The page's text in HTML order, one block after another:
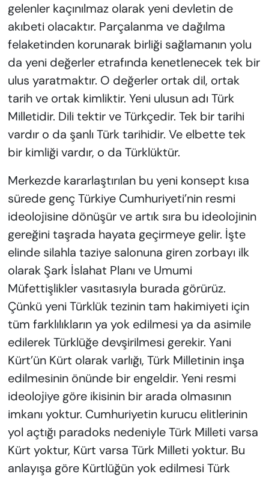
gelenler kaçınılmaz olarak yeni devletin de
akıbeti olacaktır. Parçalanma ve dağılma
felaketinden korunarak birliği sağlamanın yolu
da yeni değerler etrafında kenetlenecek tek bir
ulus yaratmaktır. O değerler ortak dil, ortak
tarih ve ortak kimliktir. Yeni ulusun adı Türk
Milletidir. Dili tektir ve Türkçedir. Tek bir tarihi
vardır o da şanlı Türk tarihidir. Ve elbette tek
bir kimliği vardır, o da Türklüktür.
Merkezde kararlaştırılan bu yeni konsept kısa
sürede genç Türkiye Cumhuriyeti’nin resmi
ideolojisine dönüşür ve artık sıra bu ideolojinin
gereğini taşrada hayata geçirmeye gelir. İşte
elinde silahla taziye salonuna giren zorbayı ilk
olarak Şark İslahat Planı ve Umumi
Müfettişlikler vasıtasıyla burada görürüz.
Çünkü yeni Türklük tezinin tam hakimiyeti için
tüm farklılıkların ya yok edilmesi ya da asimile
edilerek Türklüğe devşirilmesi gerekir. Yani
Kürt’ün Kürt olarak varlığı, Türk Milletinin inşa
edilmesinin önünde bir engeldir. Yeni resmi
ideolojiye göre ikisinin bir arada olmasının
imkanı yoktur. Cumhuriyetin kurucu elitlerinin
yol açtığı paradoks nedeniyle Türk Milleti varsa
Kürt yoktur, Kürt varsa Türk Milleti yoktur. Bu
anlayışa göre Kürtlüğün yok edilmesi Türk